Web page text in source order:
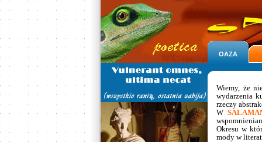
OAZA
Wiemy, że
wydarzenia
rzeczy
W
Okresu w
mody w